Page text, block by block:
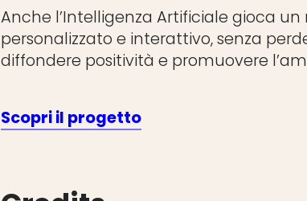
Anche l’Intelligenza Artificiale gioca
personalizzato e interattivo, senza
diffondere positività e promuovere
Scopri il progetto